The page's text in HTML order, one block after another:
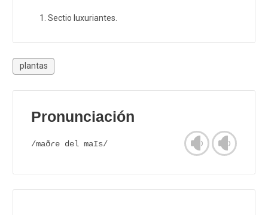
Sectio luxuriantes.
plantas
Pronunciación
/maðɾe del maIs/